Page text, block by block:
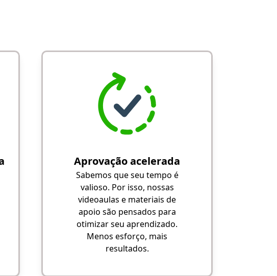
Aprovação acelerada
Sabemos que seu tempo é
valioso. Por isso, nossas
videoaulas e materiais de
apoio são pensados para
otimizar seu aprendizado.
Menos esforço, mais
resultados.